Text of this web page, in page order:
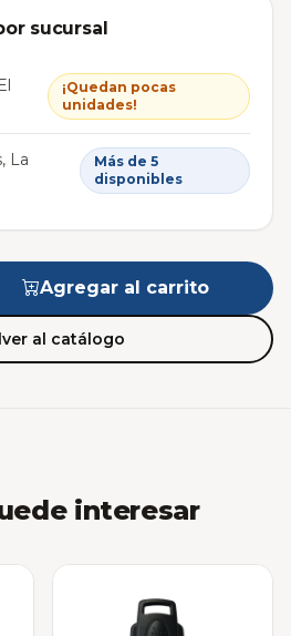
sucursal
¡Quedan pocas
unidades!
La
Más de 5
disponibles
Agregar al carrito
al catálogo
interesar